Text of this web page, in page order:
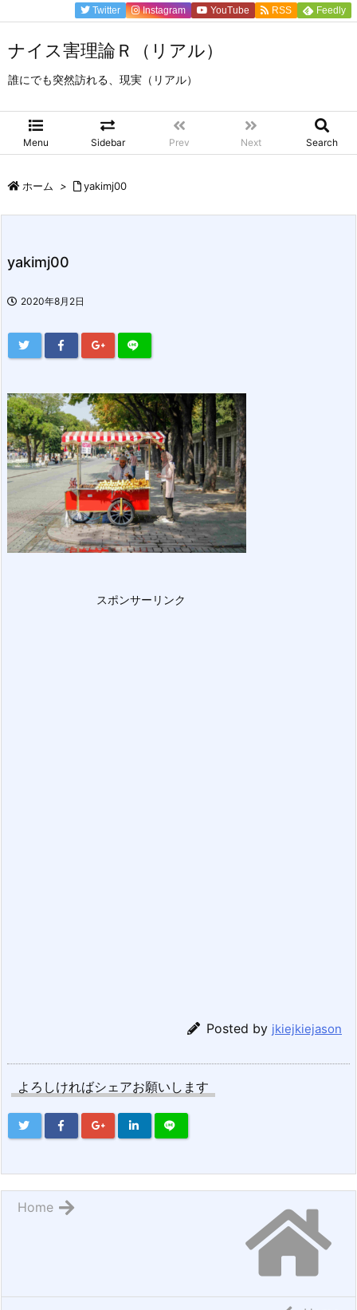
ナイス害理論Ｒ（リアル）
誰にでも突然訪れる、現実（リアル）
Menu Sidebar Prev Next Search
Twitter Instagram YouTube RSS Feedly
ホーム > yakimj00
yakimj00
2020年8月2日
スポンサーリンク
Posted by jkiejkiejason
よろしければシェアお願いします
Home